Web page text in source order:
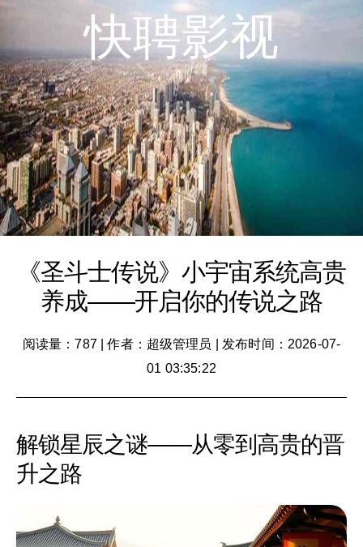
快聘影视
《圣斗士传说》小宇宙系统高贵
养成——开启你的传说之路
阅读量：787|作者：超级管理员
发布时间：2026-07-
01 03:35:22
解锁星辰之谜——从零到高贵的晋
升之路